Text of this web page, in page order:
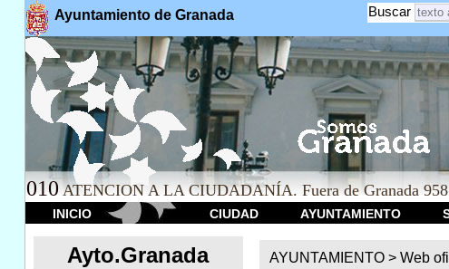
Ayuntamiento de Granada Buscar
010 ATENCION A LA CIUDADANÍA. Fuera de Granada
INICIO CIUDAD AYUNTAMIENTO
Ayto.Granada AYUNTAMIENTO > Web